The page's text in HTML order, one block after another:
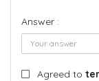
Answer :
Agreed to